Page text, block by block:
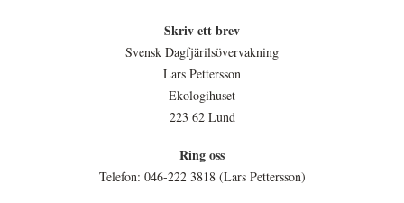
Skriv ett brev
Svensk Dagfjärilsövervakning
Lars Pettersson
Ekologihuset
223 62 Lund
Ring oss
Telefon: 046-222 3818 (Lars Pettersson)